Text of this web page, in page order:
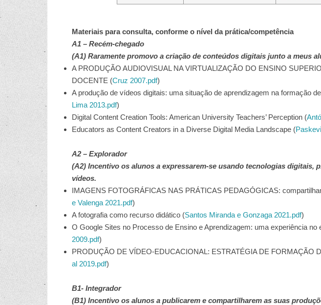
Materiais para consulta, conforme o nível da prática/competência
A1 – Recém-chegado
(A1) Raramente promovo a criação de conteúdos digitais junto a meus
A PRODUÇÃO AUDIOVISUAL NA VIRTUALIZAÇÃO DO ENSINO
DOCENTE (Cruz 2007.pdf)
A produção de vídeos digitais: uma situação de aprendizagem na formação
Lima 2013.pdf)
Digital Content Creation Tools: American University Teachers’ Perception (
Educators as Content Creators in a Diverse Digital Media Landscape (
A2 – Explorador
(A2) Incentivo os alunos a expressarem-se usando tecnologias digitais,
vídeos.
IMAGENS FOTOGRÁFICAS NAS PRÁTICAS PEDAGÓGICAS:
e Valenga 2021.pdf)
A fotografia como recurso didático (Santos Miranda e Gonzaga 2021.pdf)
O Google Sites no Processo de Ensino e Aprendizagem: uma experiência no
2009.pdf)
PRODUÇÃO DE VÍDEO-EDUCACIONAL: ESTRATÉGIA DE FORMAÇÃO
al 2019.pdf)
B1- Integrador
(B1) Incentivo os alunos a publicarem e compartilharem as suas